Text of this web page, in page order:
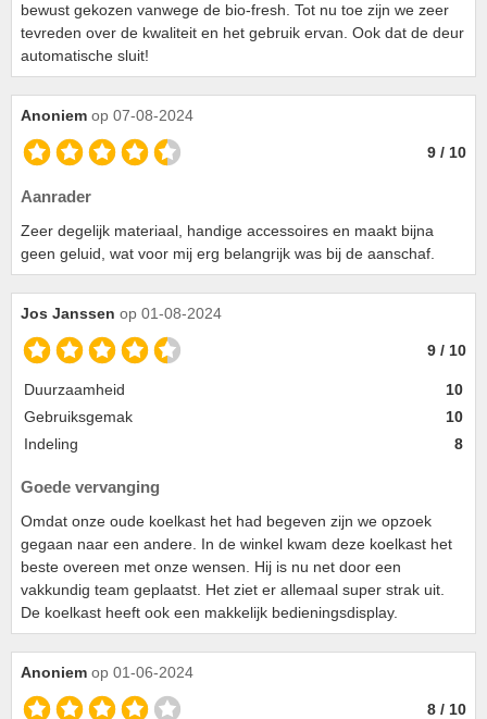
bewust gekozen vanwege de bio-fresh. Tot nu toe zijn we zeer
tevreden over de kwaliteit en het gebruik ervan. Ook dat de deur
automatische sluit!
Anoniem op 07-08-2024
9 / 10
Aanrader
Zeer degelijk materiaal, handige accessoires en maakt bijna
geen geluid, wat voor mij erg belangrijk was bij de aanschaf.
Jos Janssen op 01-08-2024
9 / 10
Duurzaamheid
10
Gebruiksgemak
10
Indeling
8
Goede vervanging
Omdat onze oude koelkast het had begeven zijn we opzoek
gegaan naar een andere. In de winkel kwam deze koelkast het
beste overeen met onze wensen. Hij is nu net door een
vakkundig team geplaatst. Het ziet er allemaal super strak uit.
De koelkast heeft ook een makkelijk bedieningsdisplay.
Anoniem op 01-06-2024
8 / 10